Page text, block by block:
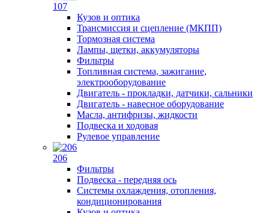
107
Кузов и оптика
Трансмиссия и сцепление (МКПП)
Тормозная система
Лампы, щетки, аккумуляторы
Фильтры
Топливная система, зажигание,
электрооборудование
Двигатель - прокладки, датчики, сальники
Двигатель - навесное оборудование
Масла, антифризы, жидкости
Подвеска и ходовая
Рулевое управление
206
Фильтры
Подвеска - передняя ось
Системы охлаждения, отопления,
кондиционирования